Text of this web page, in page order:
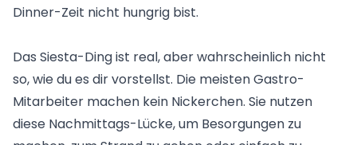
Dinner-Zeit nicht hungrig bist.
Das Siesta-Ding ist real, aber wahrscheinlich nicht
so, wie du es dir vorstellst. Die meisten Gastro-
Mitarbeiter machen kein Nickerchen. Sie nutzen
diese Nachmittags-Lücke, um Besorgungen zu